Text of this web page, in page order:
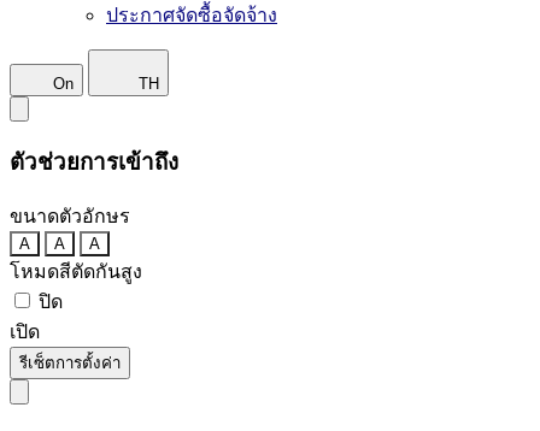
ประกาศจัดซื้อจัดจ้าง
On TH
ตัวช่วยการเข้าถึง
ขนาดตัวอักษร
A A A
โหมดสีตัดกันสูง
ปิด
เปิด
รีเซ็ตการตั้งค่า